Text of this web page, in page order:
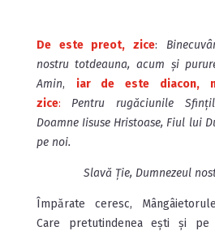
De este preot, zice:
nostru totdeauna, acum și
Amin, iar de este diacon,
zice:
Pentru rugăciunile
Doamne Iisuse Hristoase, Fiul lui
pe noi.
Slavă Ție, Dumnezeul
Împărate ceresc,
Care pretutindenea ești și